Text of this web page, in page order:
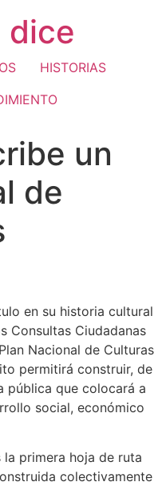
dice
HISTORIAS
un
de
en su historia cultural
Consultas Ciudadanas
Nacional de Culturas
permitirá construir, de
pública que colocará a
social, económico
la primera hoja de ruta
colectivamente